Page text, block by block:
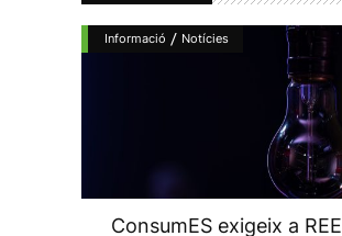
Informació / Notícies
ConsumES exigeix a REE